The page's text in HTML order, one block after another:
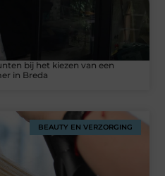
bij het kiezen van een
in Breda
BEAUTY EN VERZORGING